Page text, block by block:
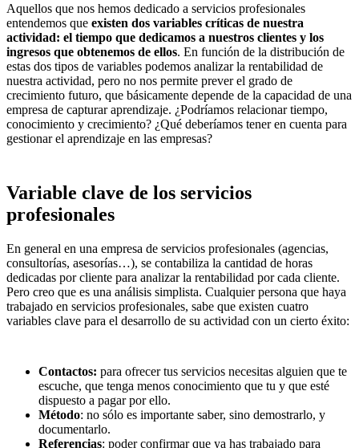
Aquellos que nos hemos dedicado a servicios profesionales
entendemos que existen dos variables críticas de nuestra
actividad: el tiempo que dedicamos a nuestros clientes y los
ingresos que obtenemos de ellos. En función de la distribución de
estas dos tipos de variables podemos analizar la rentabilidad de
nuestra actividad, pero no nos permite prever el grado de
crecimiento futuro, que básicamente depende de la capacidad de una
empresa de capturar aprendizaje. ¿Podríamos relacionar tiempo,
conocimiento y crecimiento? ¿Qué deberíamos tener en cuenta para
gestionar el aprendizaje en las empresas?
Variable clave de los servicios
profesionales
En general en una empresa de servicios profesionales (agencias,
consultorías, asesorías…), se contabiliza la cantidad de horas
dedicadas por cliente para analizar la rentabilidad por cada cliente.
Pero creo que es una análisis simplista. Cualquier persona que haya
trabajado en servicios profesionales, sabe que existen cuatro
variables clave para el desarrollo de su actividad con un cierto éxito:
Contactos: para ofrecer tus servicios necesitas alguien que te
escuche, que tenga menos conocimiento que tu y que esté
dispuesto a pagar por ello.
Método: no sólo es importante saber, sino demostrarlo, y
documentarlo.
Referencias: poder confirmar que ya has trabajado para